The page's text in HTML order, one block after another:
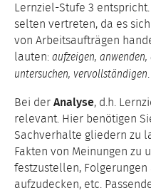
Lernziel-Stufe 3
selten vertreten, da es
von Arbeitsaufträgen
lauten: aufzeigen,
untersuchen, vervollständigen.
Bei der Analyse, d.h.
relevant. Hier benötigen
Sachverhalte gliedern zu
Fakten von Meinungen zu
festzustellen,
aufzudecken, etc.